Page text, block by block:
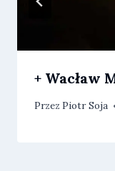
+ Wacław
Przez Piotr Soja